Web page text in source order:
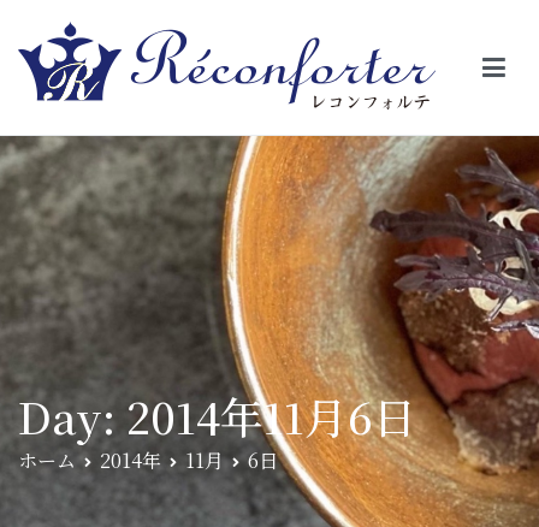
【レコンフォルテ】吹田・千里山/フレンチ（フラ
ンス料理）
絵の様に見える。そんな空間で、ゆっくり素材そのものの旨さを閉
じ込めたフレンチを・・・・・。
Day: 2014年11月6日
ホーム 2014年 11月 6日